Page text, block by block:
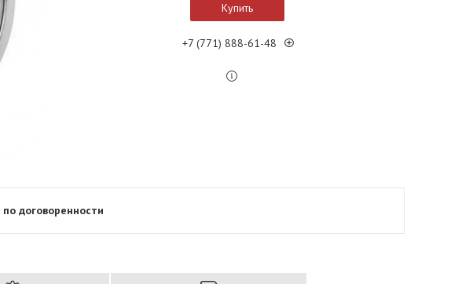
Купить
+7 (771) 888-61-48
по договоренности